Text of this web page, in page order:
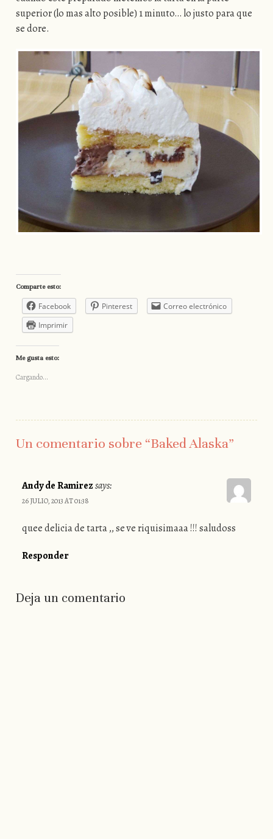
superior (lo mas alto posible) 1 minuto… lo justo para que
se dore.
Comparte esto:
Facebook Pinterest
Correo electrónico
Imprimir
Me gusta esto:
Cargando...
Un comentario sobre “Baked Alaska”
Andy de Ramirezsays:
26 JULIO, 2013 AT 01:38
quee delicia de tarta ,, se ve riquisimaaa !!! saludoss
Responder
Deja un comentario